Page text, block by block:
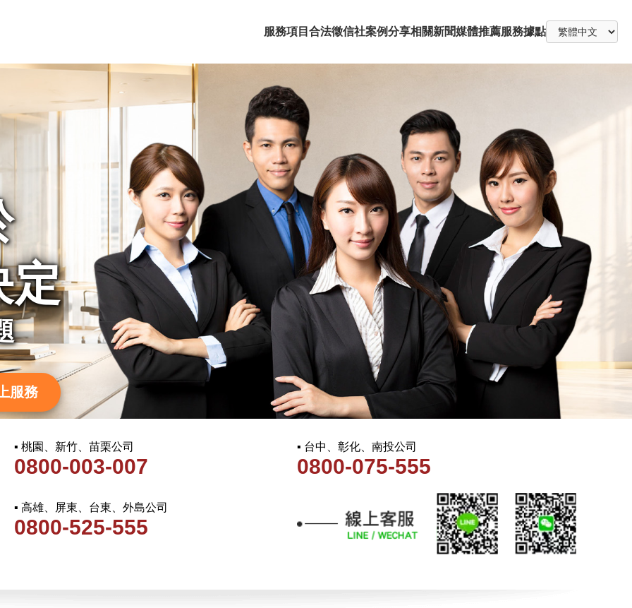
服務項目 合法徵信社案例分享相關新聞媒體推薦服務據點
定
服務
▪ 桃園、新竹、苗栗公司
0800-003-007
▪ 台中、彰化、南投公司
0800-075-555
▪ 高雄、屏東、台東、外島公司
0800-525-555